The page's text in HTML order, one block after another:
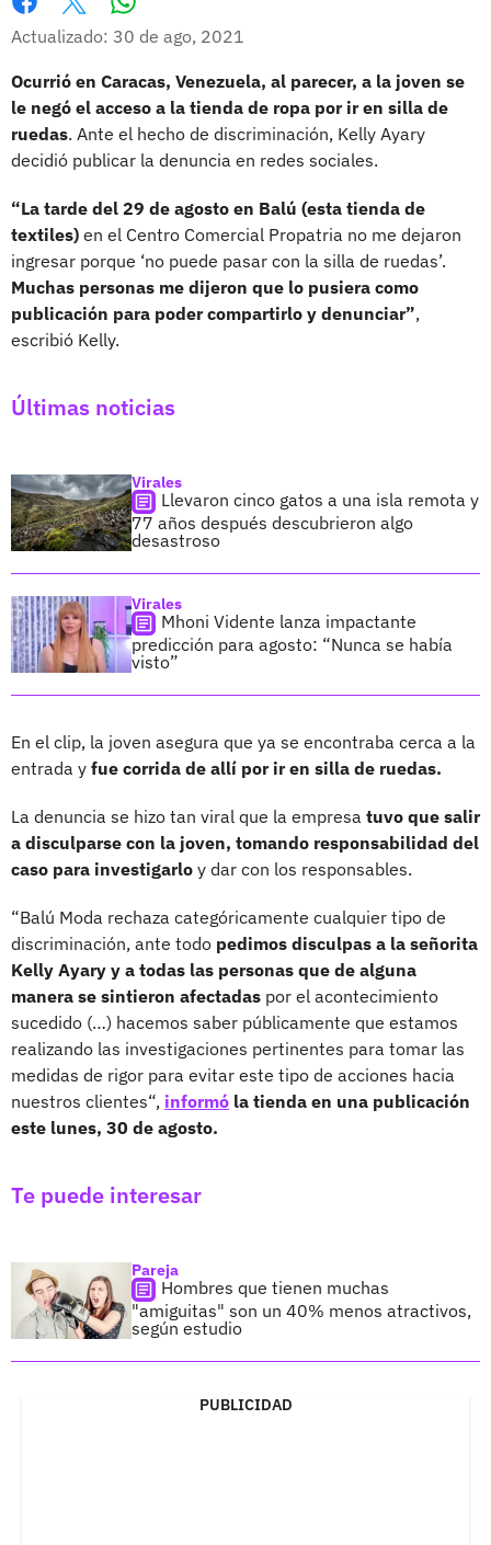
Facebook
X
Actualizado: 30 de ago, 2021
Ocurrió en Caracas, Venezuela, al parecer, a la joven se
le negó el acceso a la tienda de ropa por ir en silla de
ruedas. Ante el hecho de discriminación, Kelly Ayary
decidió publicar la denuncia en redes sociales.
“La tarde del 29 de agosto en Balú (esta tienda de
textiles) en el Centro Comercial Propatria no me dejaron
ingresar porque ‘no puede pasar con la silla de ruedas’.
Muchas personas me dijeron que lo pusiera como
publicación para poder compartirlo y denunciar”,
escribió Kelly.
Últimas noticias
Virales
Llevaron cinco gatos a una isla remota y
77 años después descubrieron algo
desastroso
Virales
Mhoni Vidente lanza impactante
predicción para agosto: “Nunca se había
visto”
En el clip, la joven asegura que ya se encontraba cerca a la
entrada y fue corrida de allí por ir en silla de ruedas.
La denuncia se hizo tan viral que la empresa tuvo que salir
a disculparse con la joven, tomando responsabilidad del
caso para investigarlo y dar con los responsables.
“Balú Moda rechaza categóricamente cualquier tipo de
discriminación, ante todo pedimos disculpas a la señorita
Kelly Ayary y a todas las personas que de alguna
manera se sintieron afectadas por el acontecimiento
sucedido (…) hacemos saber públicamente que estamos
realizando las investigaciones pertinentes para tomar las
medidas de rigor para evitar este tipo de acciones hacia
nuestros clientes“, informó la tienda en una publicación
este lunes, 30 de agosto.
Te puede interesar
Pareja
Hombres que tienen muchas
"amiguitas" son un 40% menos atractivos,
según estudio
PUBLICIDAD